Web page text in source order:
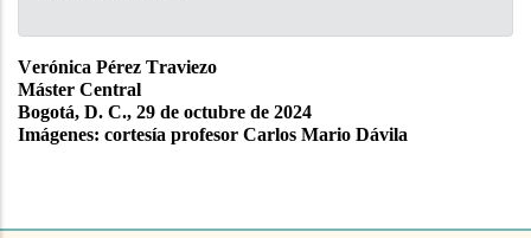
Verónica Pérez Traviezo
Máster Central
Bogotá, D. C., 29 de octubre de 2024
Imágenes: cortesía profesor Carlos Mario Dávila